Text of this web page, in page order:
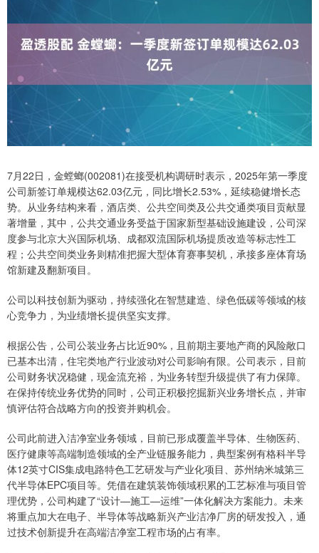
7月22日，金螳螂(002081)在接受机构调研时表示，2025年第一季度
公司新签订单规模达62.03亿元，同比增长2.53%，延续稳健增长态
势。从业务结构来看，酒店类、公共空间类及公共交通类项目贡献显
著增量，其中，公共交通业务受益于国家新型基础设施建设，公司深
度参与北京大兴国际机场、成都双流国际机场提质改造等标志性工
程；公共空间类业务则精准把握大型体育赛事契机，承接多座体育场
馆新建及翻新项目。
公司以科技创新为驱动，持续强化在智慧建造、绿色低碳等领域的核
心竞争力，为业绩增长提供坚实支撑。
根据公告，公司公装业务占比近90%，且前期主要地产商的风险敞口
已基本出清，住宅类地产行业波动对公司影响有限。公司表示，目前
公司财务状况稳健，现金流充裕，为业务转型升级提供了有力保障。
在保持传统业务优势的同时，公司正积极挖掘新兴业务增长点，并审
慎评估符合战略方向的投资并购机会。
公司此前进入洁净室业务领域，目前已形成覆盖半导体、生物医药、
医疗健康等高端制造领域的全产业链服务能力，典型案例有格科半导
体12英寸CIS集成电路特色工艺研发与产业化项目、苏州纳米城第三
代半导体EPC项目等。凭借在建筑装饰领域积累的工艺标准与项目管
理优势，公司构建了“设计—施工—运维”一体化解决方案能力。未来
将重点加大在电子、半导体等战略新兴产业洁净厂房的研发投入，通
过技术创新提升在高端洁净室工程市场的占有率。